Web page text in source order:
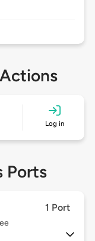
Log in
Ports
1 Port